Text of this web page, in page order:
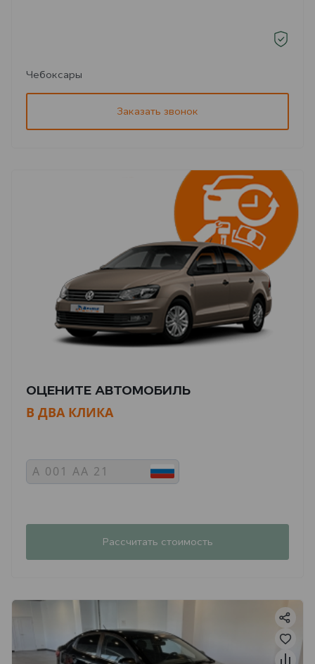
Чебоксары
Заказать звонок
ОЦЕНИТЕ АВТОМОБИЛЬ
В ДВА КЛИКА
Рассчитать стоимость